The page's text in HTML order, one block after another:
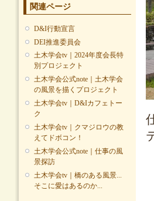
関連ページ
D&I行動宣言
DEI推進委員会
土木学会tv｜2024年度会長特
別プロジェクト
土木学会公式note｜土木学会
の風景を描くプロジェクト
土木学会tv｜D&Iカフェトー
ク
土木学会tv｜クマジロウの教
えてドボコン！
土木学会公式note｜仕事の風
景探訪
土木学会tv｜橋のある風景...
そこに愛はあるのか...